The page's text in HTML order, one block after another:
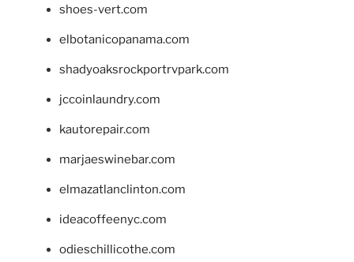
shoes-vert.com
elbotanicopanama.com
shadyoaksrockportrvpark.com
jccoinlaundry.com
kautorepair.com
marjaeswinebar.com
elmazatlanclinton.com
ideacoffeenyc.com
odieschillicothe.com